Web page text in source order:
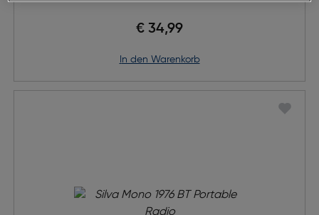
€ 34,99
in den Warenkorb